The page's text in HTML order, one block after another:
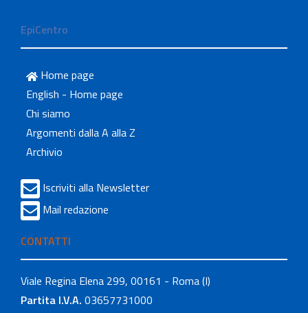
EpiCentro
Home page
English - Home page
Chi siamo
Argomenti dalla A alla Z
Archivio
Iscriviti alla Newsletter
Mail redazione
CONTATTI
Viale Regina Elena 299, 00161 - Roma (I)
Partita I.V.A. 03657731000